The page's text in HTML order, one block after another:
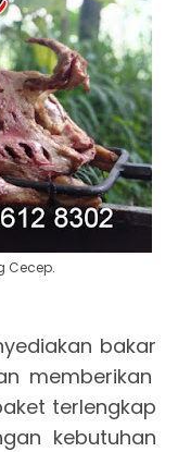
Cecep.
bakar
memberikan
terlengkap
kebutuhan